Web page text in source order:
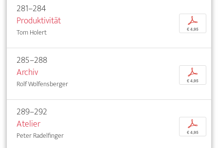
281–284
Produktivität
Tom Holert
p
€ 4,95
285–288
Archiv
Rolf Wolfensberger
p
€ 4,95
289–292
Atelier
Peter Radelfinger
p
€ 4,95